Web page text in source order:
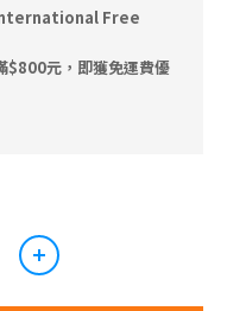
International Free
$800元，即獲免運費優